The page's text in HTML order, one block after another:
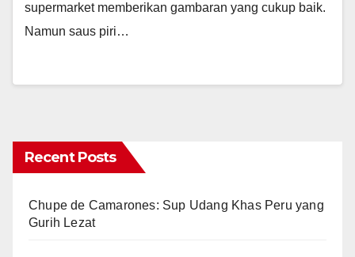
supermarket memberikan gambaran yang cukup baik.
Namun saus piri…
Recent Posts
Chupe de Camarones: Sup Udang Khas Peru yang
Gurih Lezat